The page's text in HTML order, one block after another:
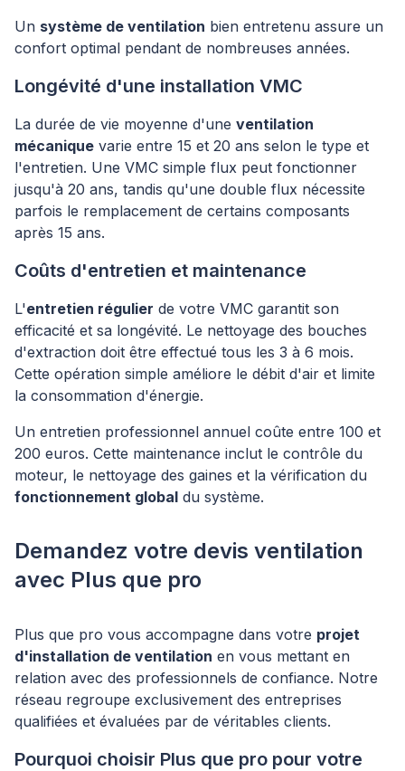
Un système de ventilation bien entretenu assure un
confort optimal pendant de nombreuses années.
Longévité d'une installation VMC
La durée de vie moyenne d'une ventilation
mécanique varie entre 15 et 20 ans selon le type et
l'entretien. Une VMC simple flux peut fonctionner
jusqu'à 20 ans, tandis qu'une double flux nécessite
parfois le remplacement de certains composants
après 15 ans.
Coûts d'entretien et maintenance
L'entretien régulier de votre VMC garantit son
efficacité et sa longévité. Le nettoyage des bouches
d'extraction doit être effectué tous les 3 à 6 mois.
Cette opération simple améliore le débit d'air et limite
la consommation d'énergie.
Un entretien professionnel annuel coûte entre 100 et
200 euros. Cette maintenance inclut le contrôle du
moteur, le nettoyage des gaines et la vérification du
fonctionnement global du système.
Demandez votre devis ventilation
avec Plus que pro
Plus que pro vous accompagne dans votre projet
d'installation de ventilation en vous mettant en
relation avec des professionnels de confiance. Notre
réseau regroupe exclusivement des entreprises
qualifiées et évaluées par de véritables clients.
Pourquoi choisir Plus que pro pour votre